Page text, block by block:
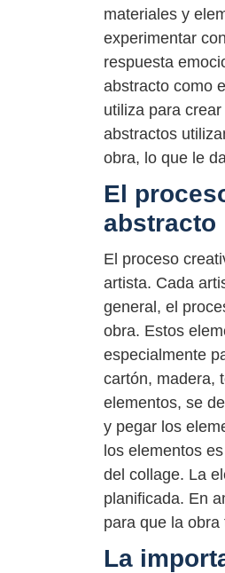
materiales y
experimentar
respuesta
abstracto como
utiliza para
abstractos
obra, lo que le
El
abstracto
El proceso
artista. Cada
general, el
obra. Estos
especialmente
cartón, madera,
elementos, se
y pegar los
los elementos
del collage. La
planificada. En
para que la
La